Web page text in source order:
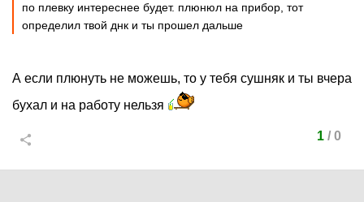
по плевку интереснее будет. плюнюл на прибор, тот
определил твой днк и ты прошел дальше
А если плюнуть не можешь, то у тебя сушняк и ты вчера
бухал и на работу нельзя
1/ 0